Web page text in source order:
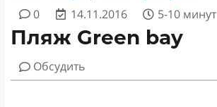
0
14.11.2016 5-10 минут
Пляж Green bay
Обсудить